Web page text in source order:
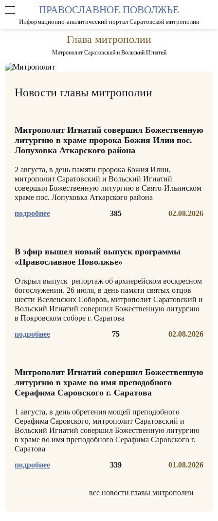
РАЗМЕР ШРИФТА А А
ИЗОБРАЖЕНИЯ
ПРАВОСЛАВНОЕ ПОВОЛЖЬЕ
Информационно-аналитический портал Саратовской митрополии
Глава митрополии
Митрополит Саратовский и Вольский Игнатий
Новости главы митрополии
Митрополит Игнатий совершил Божественную
литургию в храме пророка Божия Илии пос.
Лопуховка Аткарского района
2 августа, в день памяти пророка Божия Илии,
митрополит Саратовский и Вольский Игнатий
совершил Божественную литургию в Свято-Ильинском
храме пос. Лопуховка Аткарского района
385
02.08.2026
В эфир вышел новый выпуск программы
«Православное Поволжье»
Открыл выпуск репортаж об архиерейском воскресном
богослужении. 26 июля, в день памяти святых отцов
шести Вселенских Соборов, митрополит Саратовский и
Вольский Игнатий совершил Божественную литургию
в Покровском соборе г. Саратова
75
02.08.2026
Митрополит Игнатий совершил Божественную
литургию в храме во имя преподобного
Серафима Саровского г. Саратова
1 августа, в день обретения мощей преподобного
Серафима Саровского, митрополит Саратовский и
Вольский Игнатий совершил Божественную литургию
в храме во имя преподобного Серафима Саровского г.
Саратова
339
01.08.2026
все новости главы митрополии